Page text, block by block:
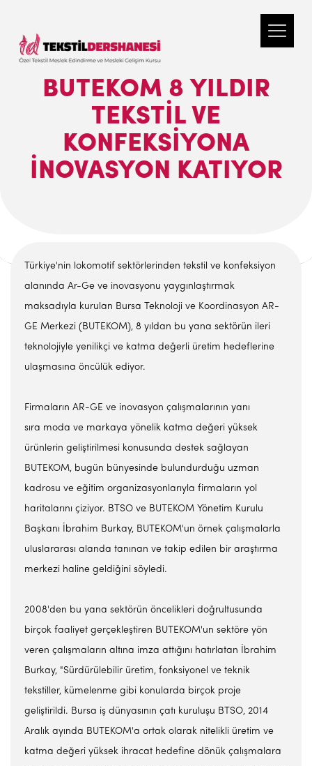
BUTEKOM 8 YILDIR
TEKSTIL VE
KONFEKSIYONA
İNOVASYON KATIYOR
Türkiye'nin lokomotif sektörlerinden tekstil ve konfeksiyon
alanında Ar-Ge ve inovasyonu yaygınlaştırmak
maksadıyla kurulan Bursa Teknoloji ve Koordinasyon AR-
GE Merkezi (BUTEKOM), 8 yıldan bu yana sektörün ileri
teknolojiyle yenilikçi ve katma değerli üretim hedeflerine
ulaşmasına öncülük ediyor.
Firmaların AR-GE ve inovasyon çalışmalarının yanı
sıra moda ve markaya yönelik katma değeri yüksek
ürünlerin geliştirilmesi konusunda destek sağlayan
BUTEKOM, bugün bünyesinde bulundurduğu uzman
kadrosu ve eğitim organizasyonlarıyla firmaların yol
haritalarını çiziyor. BTSO ve BUTEKOM Yönetim Kurulu
Başkanı İbrahim Burkay, BUTEKOM'un örnek çalışmalarla
uluslararası alanda tanınan ve takip edilen bir araştırma
merkezi haline geldiğini söyledi.
2008'den bu yana sektörün öncelikleri doğrultusunda
birçok faaliyet gerçekleştiren BUTEKOM'un sektöre yön
veren çalışmaların altına imza attığını hatırlatan İbrahim
Burkay, "Sürdürülebilir üretim, fonksiyonel ve teknik
tekstiller, kümelenme gibi konularda birçok proje
geliştirildi. Bursa iş dünyasının çatı kuruluşu BTSO, 2014
Aralık ayında BUTEKOM'a ortak olarak nitelikli üretim ve
katma değeri yüksek ihracat hedefine dönük çalışmalara